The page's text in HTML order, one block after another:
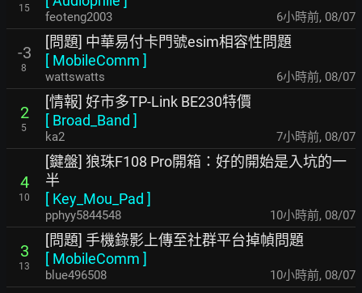
15
feoteng2003 6小時前, 08/07
-3
8
[問題] 中華易付卡門號esim相容性問題
[ MobileComm ]
wattswatts 6小時前, 08/07
2
5
[情報] 好市多TP-Link BE230特價
[ Broad_Band ]
ka2 7小時前, 08/07
4
10
[鍵盤] 狼珠F108 Pro開箱：好的開始是入坑的一
半
[ Key_Mou_Pad ]
pphyy5844548 10小時前, 08/07
3
13
[問題] 手機錄影上傳至社群平台掉幀問題
[ MobileComm ]
blue496508 10小時前, 08/07